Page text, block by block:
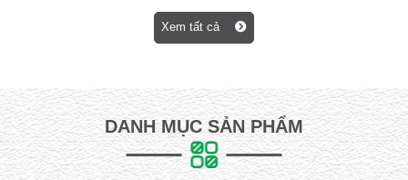
Xem tất cả
DANH MỤC SẢN PHẨM